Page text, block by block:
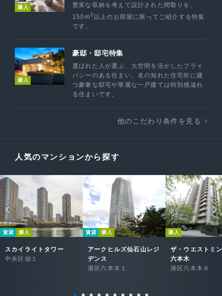
購入
豊富な収納を考えて設計された間取りを、
150m2 以上のお部屋に限ってご紹介する特集
です。
購入
豪邸・邸宅特集
選ばれた人が選ぶ、大空間を活かしたプライ
バシーのある住まい。名の知れた住宅街に建
つ豪奢な邸宅や華麗な一戸建ては特別感溢れ
る住まいです。
他のこだわり条件を見る
人気のマンションから探す
賃貸 購入
スカイライトタワー
中央区佃１
賃貸 購入
アークヒルズ仙石山レジ
デンス
港区六本木１
購入
ザ・ウエストミ
六本木
港区六本木６